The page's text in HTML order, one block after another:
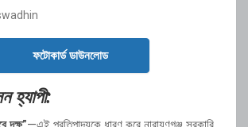
ফটোকার্ড ডাউনলোড
হ্যাপী: